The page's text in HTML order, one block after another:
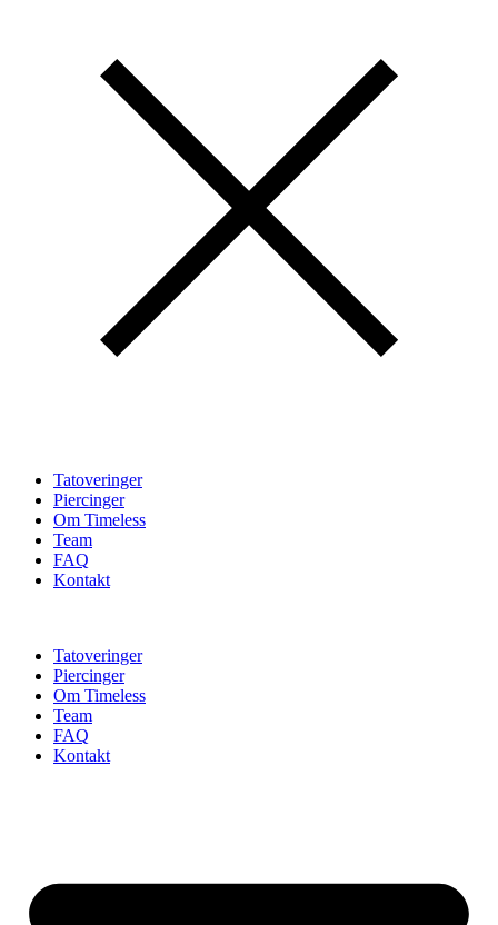
Tatoveringer
Piercinger
Om Timeless
Team
FAQ
Kontakt
Tatoveringer
Piercinger
Om Timeless
Team
FAQ
Kontakt